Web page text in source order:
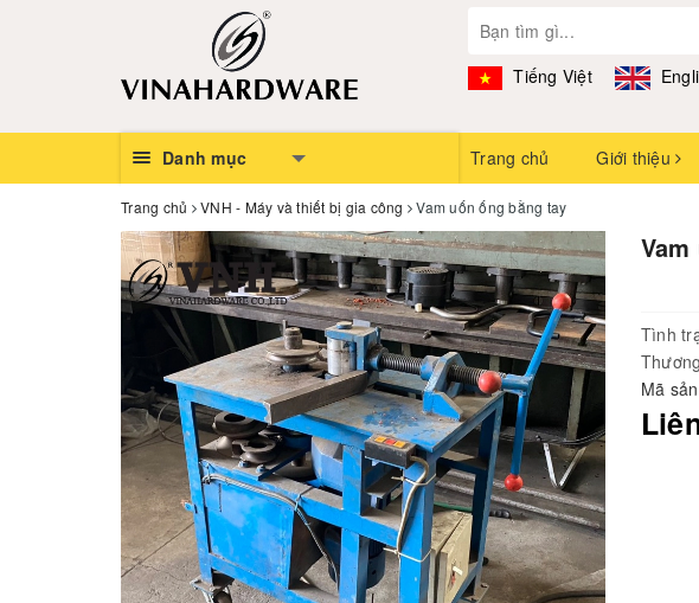
Tiếng Việt
Danh mục Trang chủ Giới thiệu
Trang chủ VNH - Máy và thiết bị gia công Vam uốn ống bằng tay
Tình
Mã